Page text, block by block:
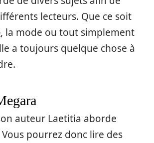
lecteurs. Que ce soit
, la mode ou tout simplement
a toujours quelque chose à
auteur Laetitia aborde
pourrez donc lire des